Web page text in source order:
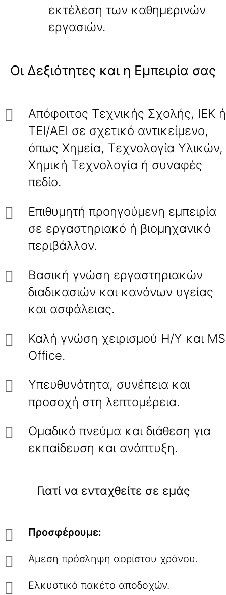
εκτέλεση των καθημερινών
εργασιών.
Οι Δεξιότητες και η Εμπειρία σας
Απόφοιτος Τεχνικής Σχολής, ΙΕΚ ή
ΤΕΙ/ΑΕΙ σε σχετικό αντικείμενο,
όπως Χημεία, Τεχνολογία Υλικών,
Χημική Τεχνολογία ή συναφές
πεδίο.
Επιθυμητή προηγούμενη εμπειρία
σε εργαστηριακό ή βιομηχανικό
περιβάλλον.
Βασική γνώση εργαστηριακών
διαδικασιών και κανόνων υγείας
και ασφάλειας.
Καλή γνώση χειρισμού Η/Υ και MS
Office.
Υπευθυνότητα, συνέπεια και
προσοχή στη λεπτομέρεια.
Ομαδικό πνεύμα και διάθεση για
εκπαίδευση και ανάπτυξη.
Γιατί να ενταχθείτε σε εμάς
Προσφέρουμε:
Άμεση πρόσληψη αορίστου χρόνου.
Ελκυστικό πακέτο αποδοχών.